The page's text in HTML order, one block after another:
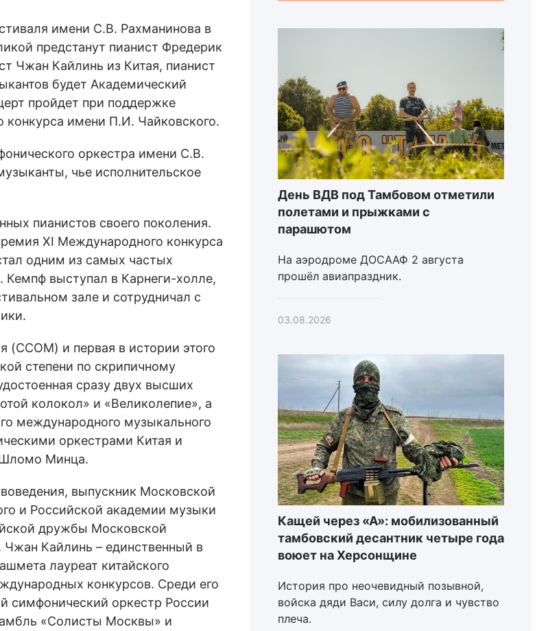
имени С.В. Рахманинова в
предстанут пианист Фредерик
Чжан Кайлинь из Китая, пианист
будет Академический
пройдет при поддержке
конкурса имени П.И. Чайковского.
оркестра имени С.В.
чье исполнительское
пианистов своего поколения.
XI Международного конкурса
одним из самых частых
выступал в Карнеги-холле,
зале и сотрудничал с
и первая в истории этого
степени по скрипичному
сразу двух высших
колокол» и «Великолепие», а
международного музыкального
оркестрами Китая и
Минца.
выпускник Московской
и Российской академии музыки
дружбы Московской
Чжан Кайлинь – единственный в
лауреат китайского
конкурсов. Среди его
симфонический оркестр России
«Солисты Москвы» и
День ВДВ под Тамбовом отметили
полетами и прыжками с
парашютом
На аэродроме ДОСААФ 2 августа
прошёл авиапраздник.
03.08.2026
Кащей через «А»: мобилизованный
тамбовский десантник четыре года
воюет на Херсонщине
История про неочевидный позывной,
войска дяди Васи, силу долга и чувство
плеча.